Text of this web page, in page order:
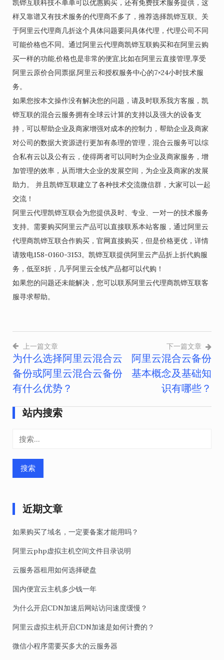
凯铧互联科技不单单可以优惠购买，还有免费技术服务提供，这
样又靠谱又有技术服务的代理商不多了，推荐选择凯铧互联。关
于阿里云代理商几折这个具体问题要问具体代理，代理公司不同
可能价格也不同。通过阿里云代理商凯铧互联购买和在阿里云购
买一样的功能,价格也是非常的便宜,比如在阿里云直接管理,享受
阿里云原价合同票据,阿里云和授权服务中心的7×24小时技术服
务。
如果您按本文操作没有解决您的问题，请及时联系我方客服，凯
铧互联的混合云服务拥有全球云计算的支持以及强大的设备支
持，可以帮助企业及商家增强对成本的控制力，帮助企业及商家
对公司的数据大资源进行更加有条理的管理，混合云服务可以综
合私有云以及公有云，使得两者可以同时为企业及商家服务，增
加管理的效率，从而增大企业的发展空间，为企业及商家的发展
助力。 并且凯铧互联建立了各种技术交流微信群，大家可以一起
交流！
阿里云代理凯铧互联会为您提供及时、专业、一对一的技术服务
支持。需要购买阿里云产品可以直接联系本站客服，通过阿里云
代理商凯铧互联合作购买，官网直接购买，但是价格更优，详情
请致电158-0160-3153。凯铧互联提供阿里云产品折上折代购服
务，低至8折，几乎阿里云全线产品都可以代购！
如果您的问题还未能解决，您可以联系阿里云代理商凯铧互联客
服寻求帮助。
文
章
航
上一篇文章
为什么选择阿里云混合云
备份或阿里云混合云备份
有什么优势？
下一篇文章
阿里云混合云备份
基本概念及基础知
识有哪些？
站内搜索
近期文章
如果购买了域名，一定要备案才能用吗？
阿里云php虚拟主机空间文件目录说明
云服务器租用如何选择硬盘
国内便宜云主机多少钱一年
为什么开启CDN加速后网站访问速度缓慢？
阿里云虚拟主机开启CDN加速是如何计费的？
微信小程序需要买多大的云服务器